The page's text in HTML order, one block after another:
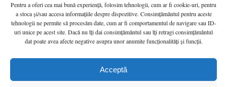
Pentru a oferi cea mai bună experiență, folosim tehnologii, cum ar fi cookie-uri, pentru
a stoca și/sau accesa informațiile despre dispozitive. Consimțământul pentru aceste
tehnologii ne permite să procesăm date, cum ar fi comportamentul de navigare sau ID-
uri unice pe acest site. Dacă nu îți dai consimțământul sau îți retragi consimțământul
dat poate avea afecte negative asupra unor anumite funcționalități și funcții.
Acceptă
ANUNȚURI
MONITORUL OFICIAL LOCAL
PRIMĂRIA
HOTĂRÂRI de C.L.
INFO UTIL
Politică cookie-uri (UE)
G.D.P.R. CONTACT
Primăria Orașului Călan © 2022 - A Wordpress Solution - Hosted by